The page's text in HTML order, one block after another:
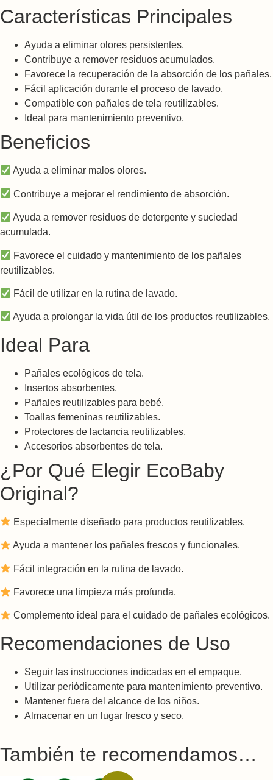
Características Principales
Ayuda a eliminar olores persistentes.
Contribuye a remover residuos acumulados.
Favorece la recuperación de la absorción de los pañales.
Fácil aplicación durante el proceso de lavado.
Compatible con pañales de tela reutilizables.
Ideal para mantenimiento preventivo.
Beneficios
Ayuda a eliminar malos olores.
Contribuye a mejorar el rendimiento de absorción.
Ayuda a remover residuos de detergente y suciedad
acumulada.
Favorece el cuidado y mantenimiento de los pañales
reutilizables.
Fácil de utilizar en la rutina de lavado.
Ayuda a prolongar la vida útil de los productos reutilizables.
Ideal Para
Pañales ecológicos de tela.
Insertos absorbentes.
Pañales reutilizables para bebé.
Toallas femeninas reutilizables.
Protectores de lactancia reutilizables.
Accesorios absorbentes de tela.
¿Por Qué Elegir EcoBaby
Original?
Especialmente diseñado para productos reutilizables.
Ayuda a mantener los pañales frescos y funcionales.
Fácil integración en la rutina de lavado.
Favorece una limpieza más profunda.
Complemento ideal para el cuidado de pañales ecológicos.
Recomendaciones de Uso
Seguir las instrucciones indicadas en el empaque.
Utilizar periódicamente para mantenimiento preventivo.
Mantener fuera del alcance de los niños.
Almacenar en un lugar fresco y seco.
También te recomendamos…